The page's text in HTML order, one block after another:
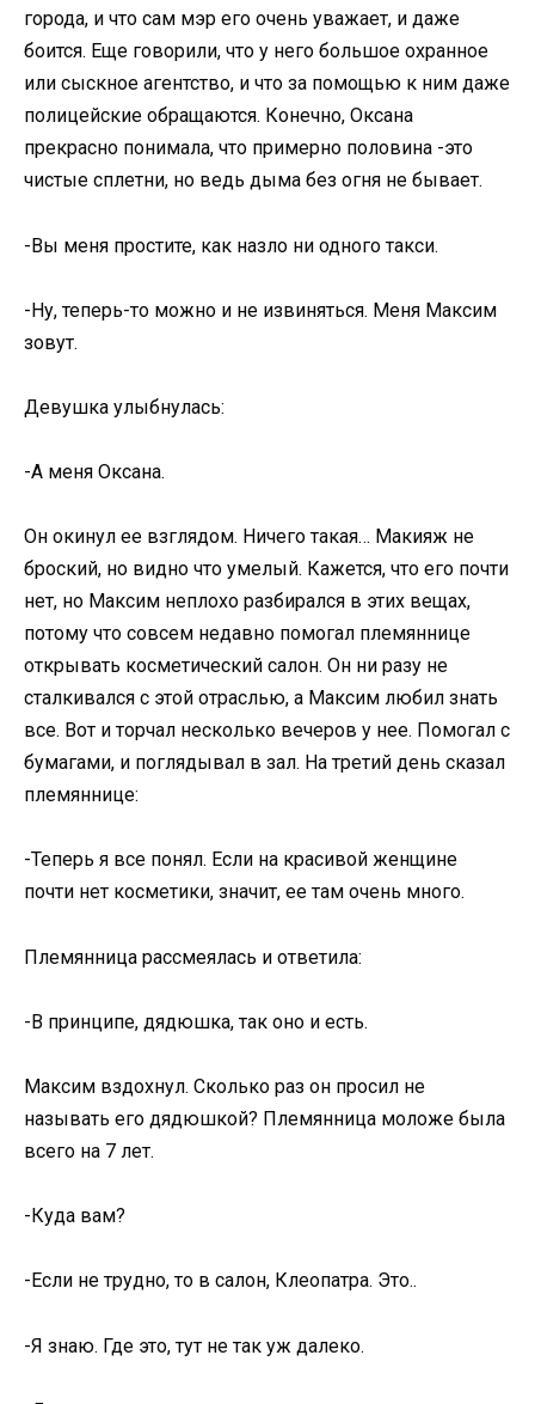
города, и что сам мэр его очень уважает, и даже
боится. Еще говорили, что у него большое охранное
или сыскное агентство, и что за помощью к ним даже
полицейские обращаются. Конечно, Оксана
прекрасно понимала, что примерно половина -это
чистые сплетни, но ведь дыма без огня не бывает.
-Вы меня простите, как назло ни одного такси.
-Ну, теперь-то можно и не извиняться. Меня Максим
зовут.
Девушка улыбнулась:
-А меня Оксана.
Он окинул ее взглядом. Ничего такая… Макияж не
броский, но видно что умелый. Кажется, что его почти
нет, но Максим неплохо разбирался в этих вещах,
потому что совсем недавно помогал племяннице
открывать косметический салон. Он ни разу не
сталкивался с этой отраслью, а Максим любил знать
все. Вот и торчал несколько вечеров у нее. Помогал с
бумагами, и поглядывал в зал. На третий день сказал
племяннице:
-Теперь я все понял. Если на красивой женщине
почти нет косметики, значит, ее там очень много.
Племянница рассмеялась и ответила:
-В принципе, дядюшка, так оно и есть.
Максим вздохнул. Сколько раз он просил не
называть его дядюшкой? Племянница моложе была
всего на 7 лет.
-Куда вам?
-Если не трудно, то в салон, Клеопатра. Это..
-Я знаю. Где это, тут не так уж далеко.